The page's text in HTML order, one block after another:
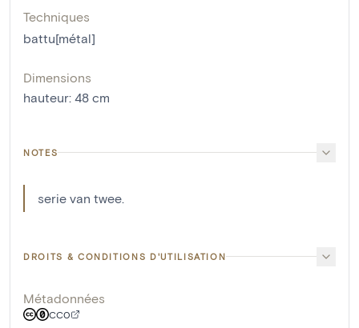
Techniques
battu[métal]
Dimensions
hauteur: 48 cm
NOTES
serie van twee.
DROITS & CONDITIONS D'UTILISATION
Métadonnées
CC0